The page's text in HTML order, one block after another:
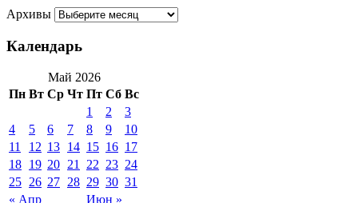
Архивы
Календарь
Май 2026
Пн Вт Ср Чт Пт Сб Вс
« Апр Июн »
1 2
3
4
5 6 7 8 9
10
11
12 13 14 15 16 17
18 19 20 21 22 23 24
25 26 27 28 29 30 31